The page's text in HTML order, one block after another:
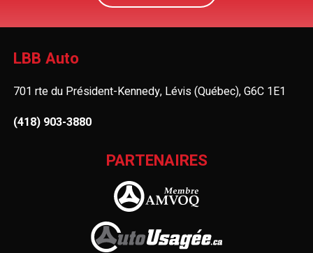
LBB Auto
701 rte du Président-Kennedy, Lévis (Québec), G6C 1E1
(418) 903-3880
PARTENAIRES